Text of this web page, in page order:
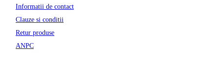
Informatii de contact
Clauze si conditii
Retur produse
ANPC